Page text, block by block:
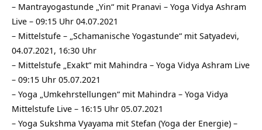
– Mantrayogastunde „Yin“ mit Pranavi – Yoga Vidya Ashram
Live – 09:15 Uhr 04.07.2021
– Mittelstufe – „Schamanische Yogastunde“ mit Satyadevi,
04.07.2021, 16:30 Uhr
– Mittelstufe „Exakt“ mit Mahindra – Yoga Vidya Ashram Live
– 09:15 Uhr 05.07.2021
– Yoga „Umkehrstellungen“ mit Mahindra – Yoga Vidya
Mittelstufe Live – 16:15 Uhr 05.07.2021
– Yoga Sukshma Vyayama mit Stefan (Yoga der Energie) –